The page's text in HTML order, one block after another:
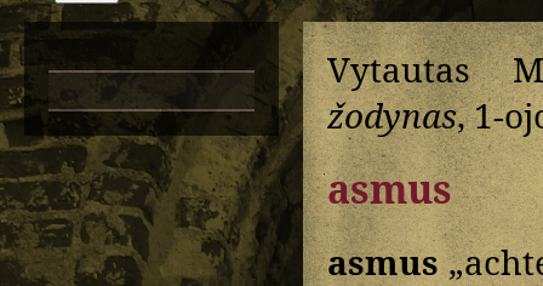
Vytautas
žodynas, 1-
asmus
asmus